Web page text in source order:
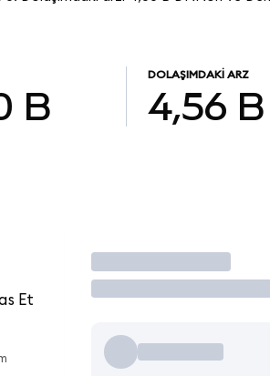
B
DOLAŞIMDAKI ARZ
4,56 B
Et
İşlem Yap